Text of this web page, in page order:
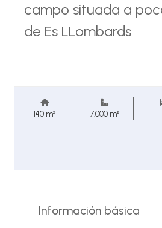
campo situada a
de Es LLombards
140 m² 7.000 m²
Información básica